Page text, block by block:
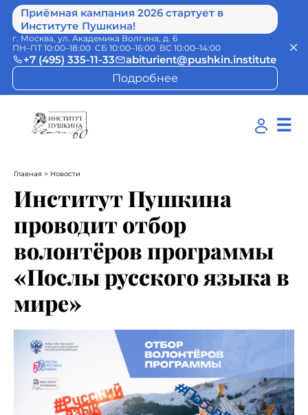
Приёмная кампания 2026 стартует в
Институте Пушкина!
г. Москва, ул. Академика Волгина, д. 6
ПН–ПТ 10:00–18:00 СБ 10:00–16:00 ВС 10:00–14:00
+7 (495) 335-11-33
abiturient@pushkin.institute
Подробнее
☰
Главная > Новости
Институт Пушкина
проводит отбор
волонтёров программы
«Послы русского языка в
мире»